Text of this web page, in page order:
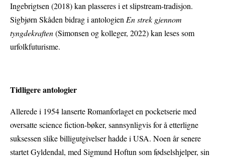
Ingebrigtsen (2018) kan plasseres i et slipstream-tradisjon.
Sigbjørn Skåden bidrag i antologienEn strek gjennom
tyngdekraften(Simonsen og kolleger, 2022) kan leses som
urfolkfuturisme.
Tidligere antologier
Allerede i 1954 lanserte Romanforlaget en pocketserie med
oversatte science fiction-bøker, sannsynligvis for å etterligne
suksessen slike billigutgivelser hadde i USA. Noen år senere
startet Gyldendal, med Sigmund Hoftun som fødselshjelper, sin